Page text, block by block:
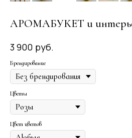
АРОМАБУКЕТ и
3 900 руб.
Брендирование
Цветы
Цвет цветов